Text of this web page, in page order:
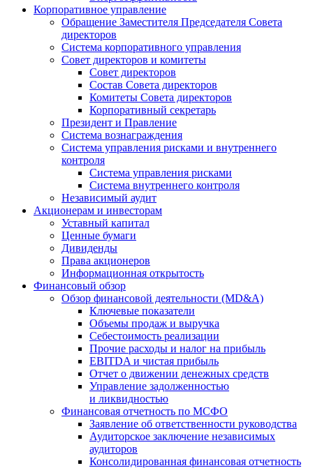
Корпоративное управление
Обращение Заместителя Председателя Совета
директоров
Система корпоративного управления
Совет директоров и комитеты
Совет директоров
Состав Совета директоров
Комитеты Совета директоров
Корпоративный секретарь
Президент и Правление
Система вознаграждения
Система управления рисками и внутреннего
контроля
Система управления рисками
Система внутреннего контроля
Независимый аудит
Акционерам и инвесторам
Уставный капитал
Ценные бумаги
Дивиденды
Права акционеров
Информационная открытость
Финансовый обзор
Обзор финансовой деятельности (MD&A)
Ключевые показатели
Объемы продаж и выручка
Себестоимость реализации
Прочие расходы и налог на прибыль
EBITDA и чистая прибыль
Отчет о движении денежных средств
Управление задолженностью
и ликвидностью
Финансовая отчетность по МСФО
Заявление об ответственности руководства
Аудиторское заключение независимых
аудиторов
Консолидированная финансовая отчетность